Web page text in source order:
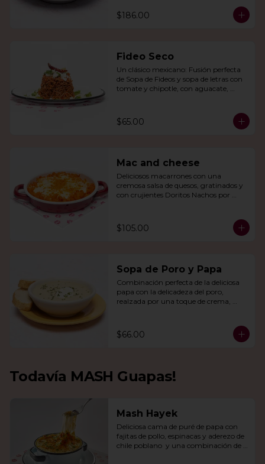
$186.00
Fideo Seco
Un clásico mexicano: Fusión perfecta
de Sopa de Fideos y sopa de letras con
tomate y chipotle, con aguacate,
$65.00
Mac and cheese
Deliciosos macarrones con una
cremosa salsa de quesos, gratinados y
con crujientes Doritos Nachos por
$105.00
Sopa de Poro y Papa
Combinación perfecta de la deliciosa
papa con la delicadeza del poro,
realzada por una toque de crema,
$66.00
Todavía MASH Guapas!
Mash Hayek
Deliciosa cama de puré de papa con
fajitas de pollo, espinacas y aderezo de
chile poblano  y una combinación de